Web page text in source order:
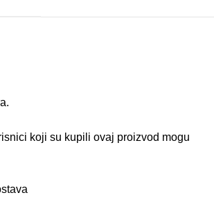
koji su kupili ovaj proizvod mogu